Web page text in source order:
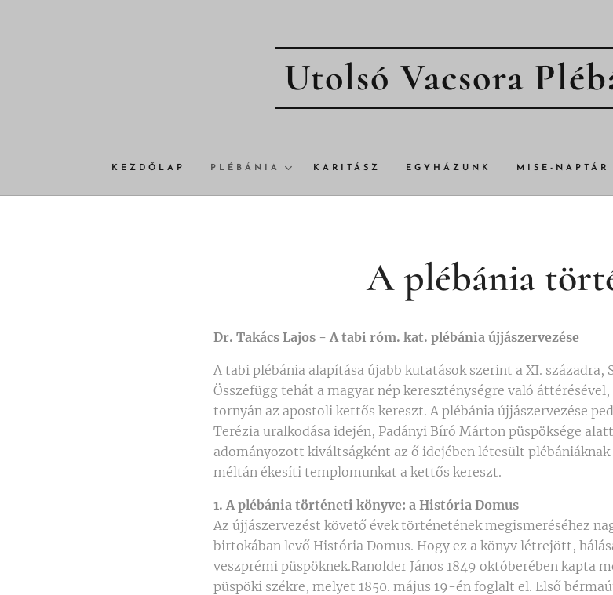
Utolsó Vacsora
KEZDŐLAP PLÉBÁNIA KARITÁSZ EGYHÁZUNK MISE-NAPTÁR
A plébánia
Dr. Takács Lajos - A tabi róm. kat. plébánia újjászervezése
A tabi plébánia alapítása újabb kutatások szerint a XI. századra,
Összefügg tehát a magyar nép kereszténységre való
tornyán az apostoli kettős kereszt. A plébánia újjászervezése
Terézia uralkodása idején, Padányi Bíró Márton püspöksége
adományozott kiváltságként az ő idejében létesült
méltán ékesíti templomunkat a kettős kereszt.
1. A plébánia történeti könyve: a História Domus
Az újjászervezést követő évek történetének megismeréséhez
birtokában levő História Domus. Hogy ez a könyv létrejött,
veszprémi püspöknek.Ranolder János 1849 októberében kapta
püspöki székre, melyet 1850. május 19-én foglalt el. Első